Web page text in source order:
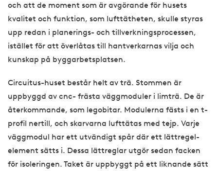
och att de moment som är avgörande för husets
kvalitet och funktion, som lufttätheten, skulle styras
upp redan i planerings- och tillverkningsprocessen,
istället för att överlåtas till hantverkarnas vilja och
kunskap på byggarbetsplatsen.
Circuitus-huset består helt av trä. Stommen är
uppbyggd av cnc- frästa väggmoduler i limträ. De är
återkommande, som legobitar. Modulerna fästs i en t-
profil nertill, och skarvarna lufttätas med tejp. Varje
väggmodul har ett utvändigt spår där ett lättregel-
element sätts i. Dessa lättreglar utgör sedan facken
för isoleringen. Taket är uppbyggt på ett liknande sätt